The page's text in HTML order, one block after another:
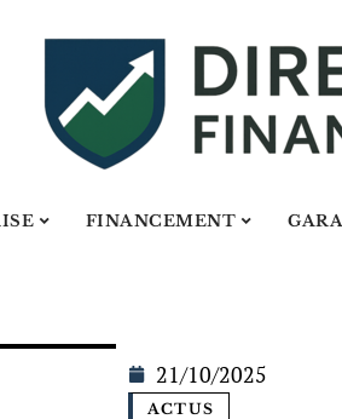
FINANCEMENT
21/10/2025
ACTUS